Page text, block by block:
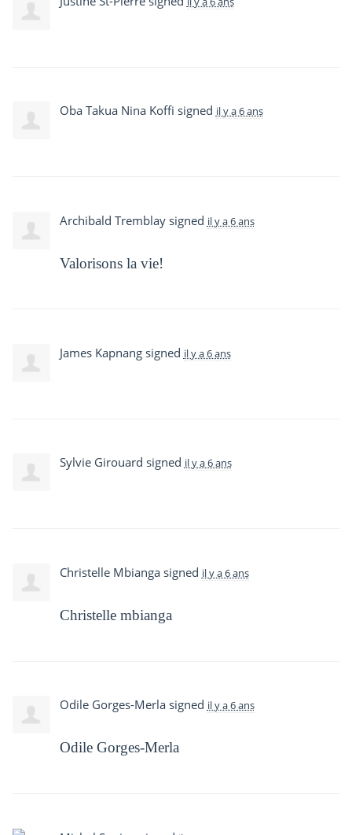
Oba Takua Nina Koffi signed il y a 6 ans
Archibald Tremblaysigned il y a 6 ans
Valorisons la vie!
James Kapnangsigned il y a 6 ans
Sylvie Girouard signed il y a 6 ans
Christelle Mbiangasigned il y a 6 ans
Christelle mbianga
Odile Gorges-Merlasigned il y a 6 ans
Odile Gorges-Merla